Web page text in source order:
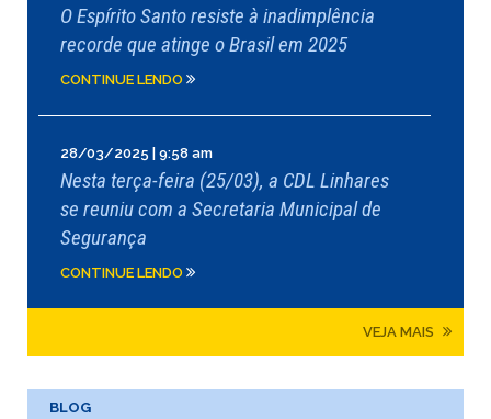
O Espírito Santo resiste à inadimplência
recorde que atinge o Brasil em 2025
CONTINUE LENDO
28/03/2025 | 9:58 am
Nesta terça-feira (25/03), a CDL Linhares
se reuniu com a Secretaria Municipal de
Segurança
CONTINUE LENDO
VEJA MAIS
BLOG